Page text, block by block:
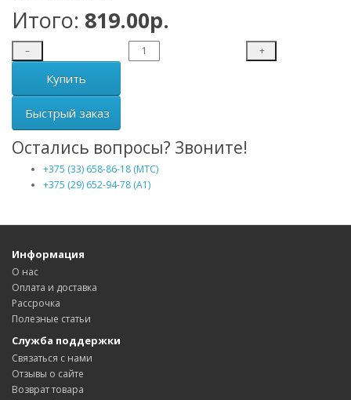
Итого: 819.00р.
– +
Купить
Быстрый заказ
Остались вопросы? Звоните!
+375 (33) 658-86-18 (МТС)
+375 (29) 652-94-78 (A1)
Информация
О нас
Оплата и доставка
Рассрочка
Полезные статьи
Служба поддержки
Связаться с нами
Отзывы о сайте
Возврат товара